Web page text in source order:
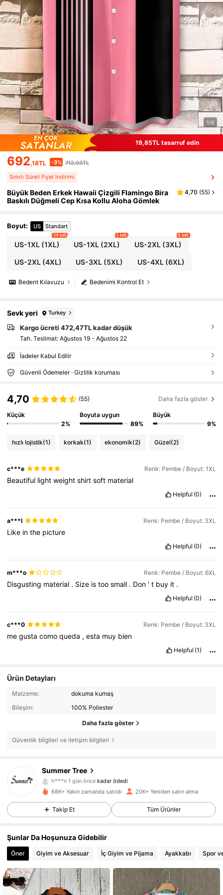
1/6
19,85TL tasarruf edin
692,18TL -3% 712,03TL
Sınırlı Süreli Fiyat İndirimi
Büyük Beden Erkek Hawaii Çizgili Flamingo Bira
Baskılı Düğmeli Cep Kısa Kollu Aloha Gömlek
4,70 (55)
Boyut: US Standart
US-1XL(1XL)
10 left
US-1XL (2XL)
5 left
US-2XL(3XL)
6 left
US-2XL(4XL) US-3XL (5XL) US-4XL(6XL)
Bedenimi Kontrol Et
Bedent Kılavuzu
Sevk yeri Turkey
Kargo ücreti 472,47TL kadar düşük
Tah. Teslimat: Ağustos 19 - Ağustos 22
İadeler Kabul Edilir
Güvenli Ödemeler · Gizlilik koruması
4,70 (55) Daha fazla göster
Küçük
2%
Boyuta uygun
89%
Büyük
9%
hızlı lojistik(1) korkak(1) ekonomik(2) Güzel(2)
c***e Renk: Pembe / Boyut: 1XL
Beautiful lightweightshirtsoft material
Helpful (0)
a***l Renk: Pembe / Boyut: 3XL
Like inthe picture
Helpful (0)
m***o Renk: Pembe / Boyut: 6XL
Disgusting material . Size istoosmall . Don 't buy it .
Helpful (0)
c***0 Renk: Pembe / Boyut: 3XL
megustacomoqueda ,esta muy bien
Helpful (1)
Ürün Detayları
Malzeme:
dokuma kumaş
Bileşim:
100% Poliester
Daha fazla göster
Güvenlik bilgileri ve iletişim bilgileri
Summer Tree
4,83
1.7K Takipçiler
h***n 1 gün öncekadar ödedi
C***e 1 gün önce'i takip etti
4,83 1.7K Takipçiler
4,83 1.7K Takipçiler
4,83 1.7K Takipçiler
68K+ Yakın zamanda satıldı 20K+ Yeniden satın alma
Takip Et Tüm Ürünler
Şunlar Da Hoşunuza Gidebilir
Öner Giyim ve Aksesuar İç Giyim ve Pijama Ayakkabı Spor